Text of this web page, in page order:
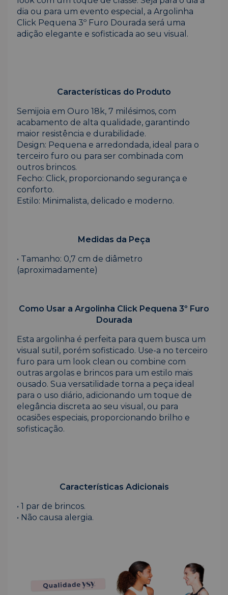
dia ou para um evento especial, a Argolinha
Click Pequena 3º Furo Dourada será uma
adição elegante e sofisticada ao seu visual.
Características do Produto
Semijoia em Ouro 18k, 7 milésimos, com
acabamento de alta qualidade, garantindo
maior resistência e durabilidade.
Design: Pequena e arredondada, ideal para o
terceiro furo ou para ser combinada com
outros brincos.
Fecho: Click, proporcionando segurança e
conforto.
Estilo: Minimalista, delicado e moderno.
Medidas da Peça
• Tamanho: 0,7 cm de diâmetro
(aproximadamente)
Como Usar a Argolinha Click Pequena 3º Furo
Dourada
Esta argolinha é perfeita para quem busca um
visual sutil, porém sofisticado. Use-a no terceiro
furo para um look clean ou combine com
outras argolas e brincos para um estilo mais
ousado. Sua versatilidade torna a peça ideal
para o uso diário, adicionando um toque de
elegância discreta ao seu visual, ou para
ocasiões especiais, proporcionando brilho e
sofisticação.
Características Adicionais
• 1 par de brincos.
• Não causa alergia.